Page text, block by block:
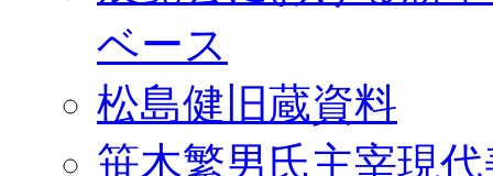
ベース
松島健旧蔵資料
笹木繁男氏主宰現